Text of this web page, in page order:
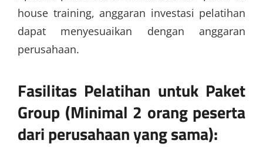
house training, anggaran investasi pelatihan
dapat menyesuaikan dengan anggaran
perusahaan.
Fasilitas Pelatihan untuk Paket
Group (Minimal 2 orang peserta
dari perusahaan yang sama):